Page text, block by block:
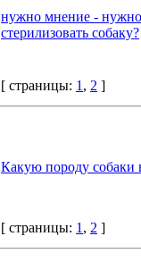
нужно мнение -
стерилизовать собаку?
[ страницы: 1 , 2 ]
Какую породу собаки
[ страницы: 1 , 2 ]